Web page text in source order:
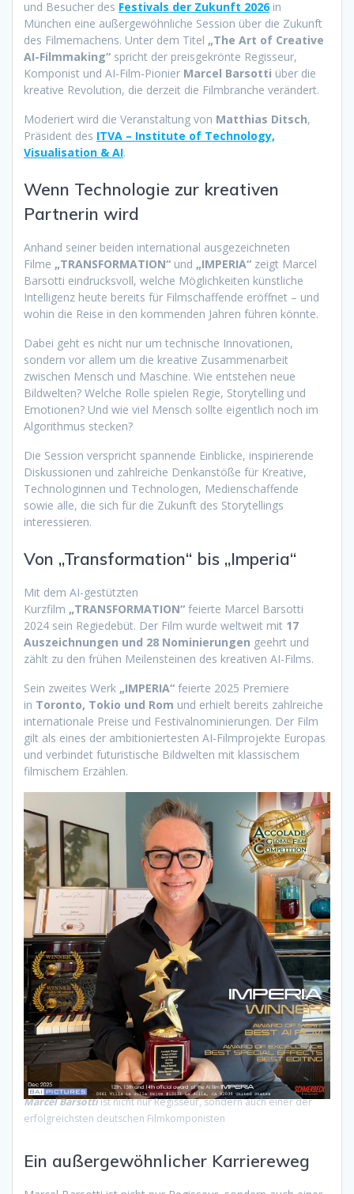
und Besucher des Festivals der Zukunft 2026in
München eine außergewöhnliche Session über die Zukunft
des Filmemachens. Unter dem Titel „The Art of Creative
AI-Filmmaking“ spricht der preisgekrönte Regisseur,
Komponist und AI-Film-Pionier Marcel Barsotti über die
kreative Revolution, die derzeit die Filmbranche verändert.
Moderiert wird die Veranstaltung von Matthias Ditsch,
Präsident des ITVA – Institute of Technology,
Visualisation & AI.
Wenn Technologie zur kreativen
Partnerin wird
Anhand seiner beiden international ausgezeichneten
Filme „TRANSFORMATION“ und „IMPERIA“ zeigt Marcel
Barsotti eindrucksvoll, welche Möglichkeiten künstliche
Intelligenz heute bereits für Filmschaffende eröffnet – und
wohin die Reise in den kommenden Jahren führen könnte.
Dabei geht es nicht nur um technische Innovationen,
sondern vor allem um die kreative Zusammenarbeit
zwischen Mensch und Maschine. Wie entstehen neue
Bildwelten? Welche Rolle spielen Regie, Storytelling und
Emotionen? Und wie viel Mensch sollte eigentlich noch im
Algorithmus stecken?
Die Session verspricht spannende Einblicke, inspirierende
Diskussionen und zahlreiche Denkanstöße für Kreative,
Technologinnen und Technologen, Medienschaffende
sowie alle, die sich für die Zukunft des Storytellings
interessieren.
Von „Transformation“ bis „Imperia“
Mit dem AI-gestützten
Kurzfilm „TRANSFORMATION“ feierte Marcel Barsotti
2024 sein Regiedebüt. Der Film wurde weltweit mit 17
Auszeichnungen und 28 Nominierungen geehrt und
zählt zu den frühen Meilensteinen des kreativen AI-Films.
Sein zweites Werk „IMPERIA“ feierte 2025 Premiere
in Toronto, Tokio und Rom und erhielt bereits zahlreiche
internationale Preise und Festivalnominierungen. Der Film
gilt als eines der ambitioniertesten AI-Filmprojekte Europas
und verbindet futuristische Bildwelten mit klassischem
filmischem Erzählen.
Marcel Barsottiist nicht nur Regisseur, sondern auch einer der
erfolgreichsten deutschen Filmkomponisten
Ein außergewöhnlicher Karriereweg